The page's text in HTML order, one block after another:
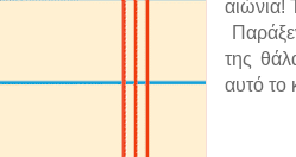
αιώνια!
της
αυτό το